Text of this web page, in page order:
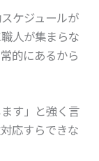
ケジュールが
人が集まらな
的にあるから
す」と強く言
応すらできな